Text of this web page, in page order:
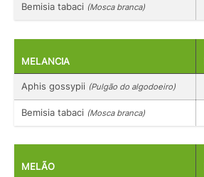
Bemisia tabaci (Mosca branca)
MELANCIA
Aphis gossypii (Pulgão do algodoeiro)
Bemisia tabaci (Mosca branca)
MELÃO